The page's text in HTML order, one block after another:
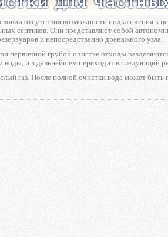
отсутствия возможности подключения к
септиков. Они представляют собой
и непосредственно дренажного узла.
первичной грубой очистке отходы
воды, и в дальнейшем переходит в следующий
газ. После полной очистки вода может быть